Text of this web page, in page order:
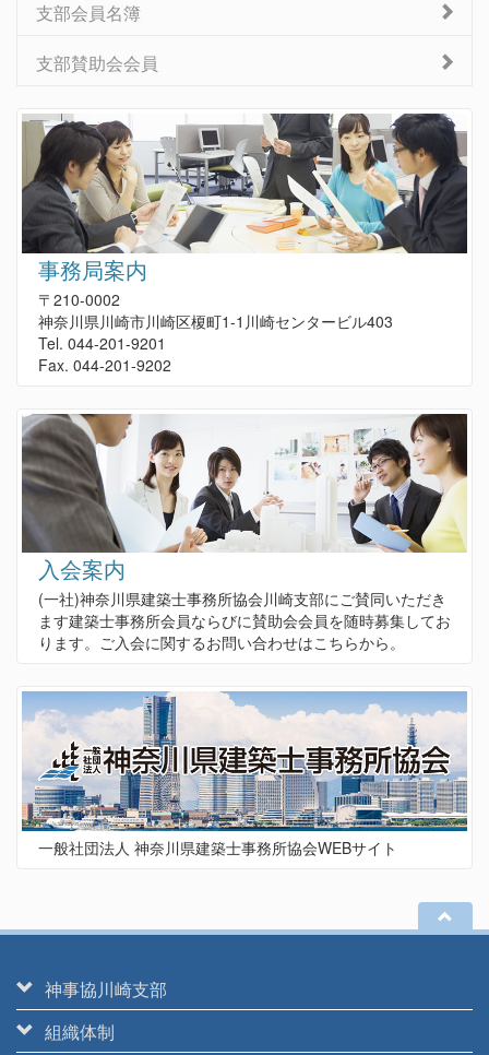
支部会員名簿
支部賛助会会員
事務局案内
〒210-0002
神奈川県川崎市川崎区榎町1-1川崎センタービル403
Tel. 044-201-9201
Fax. 044-201-9202
入会案内
(一社)神奈川県建築士事務所協会川崎支部にご賛同いただき
ます建築士事務所会員ならびに賛助会会員を随時募集してお
ります。ご入会に関するお問い合わせはこちらから。
一般社団法人 神奈川県建築士事務所協会WEBサイト
神事協川崎支部
組織体制